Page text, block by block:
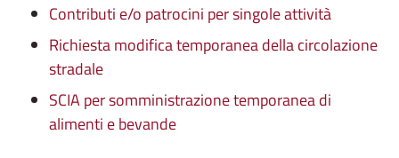
Contributi e/o patrocini per singole attività
Richiesta modifica temporanea della circolazione
stradale
SCIA per somministrazione temporanea di
alimenti e bevande